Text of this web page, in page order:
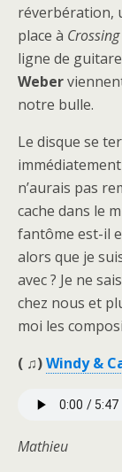
réverbération,
place à
ligne de
Weber
notre bulle.
Le disque se
n’aurais pas
cache dans le
fantôme est-il
alors que je
avec ? Je ne
chez nous et
moi les
( ♫)Windy &
Mathieu